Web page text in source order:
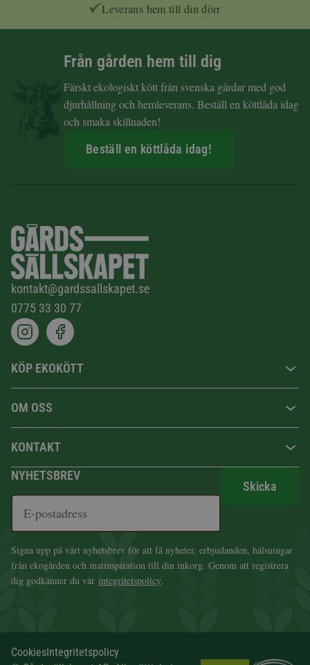
Leverans hem till din dörr
Från gården hem till dig
Färskt ekologiskt kött från svenska gårdar med god
djurhållning och hemleverans. Beställ en köttlåda idag
och smaka skillnaden!
Beställ en köttlåda idag!
kontakt@gardssallskapet.se
0775 33 30 77
KÖP EKOKÖTT
OM OSS
KONTAKT
NYHETSBREV
Skicka
Signa upp på vårt nyhetsbrev för att få nyheter, erbjudanden, hälsningar
från ekogården och matinspiration till din inkorg. Genom att registrera
dig godkänner du vår integritetspolicy.
CookiesIntegritetspolicy